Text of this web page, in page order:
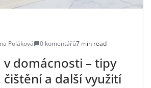
Poláková 0 komentářů7 min read
v domácnosti – tipy
a další využití